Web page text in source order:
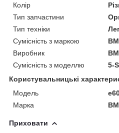
Колір
Тип запчастини
Тип техніки
Сумісність з маркою
Виробник
Сумісність з моделлю
5-
Користувальницькі
Модель
Марка
Приховати